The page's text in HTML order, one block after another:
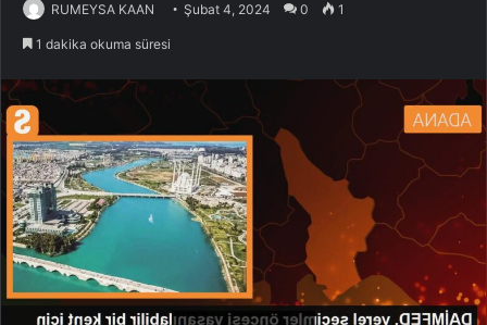
RUMEYSA KAAN Şubat 4, 2024 0 1
1 dakika okuma süresi